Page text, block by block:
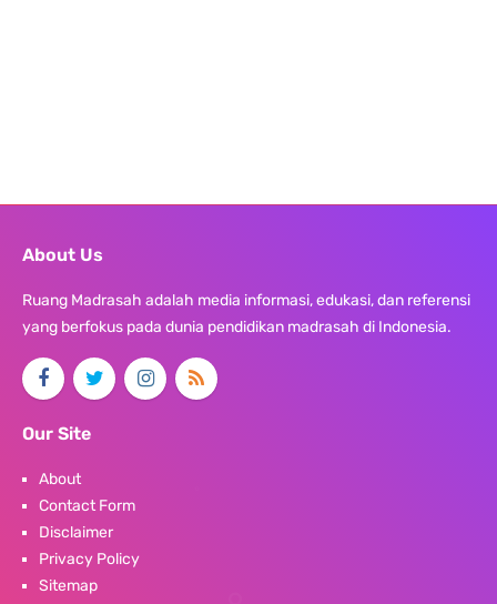
About Us
Ruang Madrasah adalah media informasi, edukasi, dan referensi
yang berfokus pada dunia pendidikan madrasah di Indonesia.
Our Site
About
Contact Form
Disclaimer
Privacy Policy
Sitemap